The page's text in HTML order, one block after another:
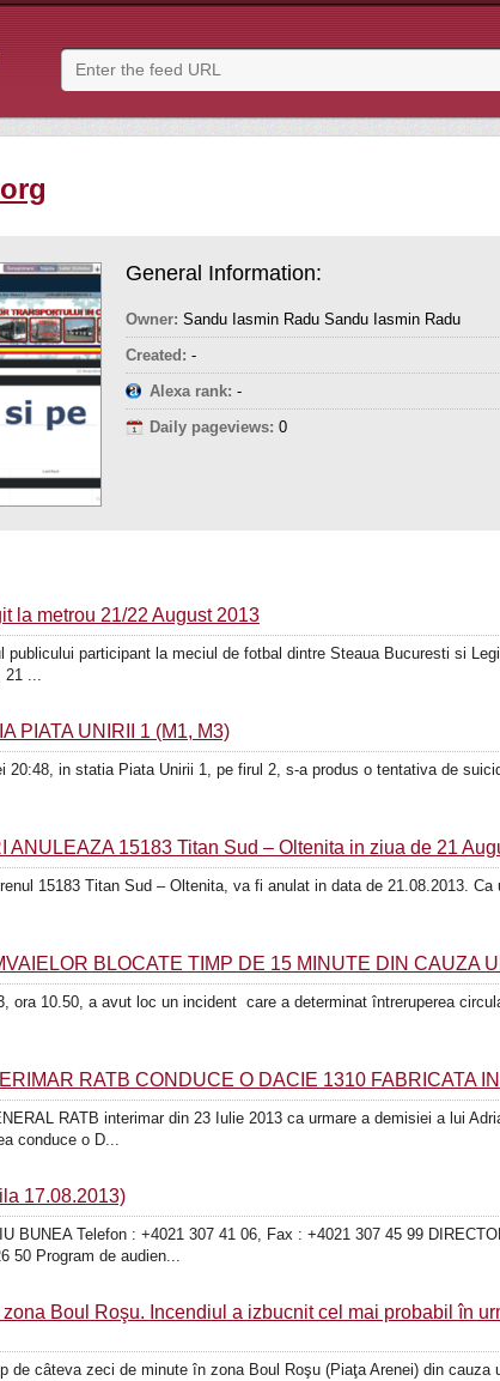
General Information:
Owner: Sandu Iasmin Radu Sandu Iasmin Radu
Created: -
Alexa rank: -
Daily pageviews: 0
la metrou 21/22 August 2013
participant la meciul de fotbal dintre Steaua Bucuresti si
21 ...
PIATA UNIRII 1 (M1, M3)
20:48, ­­­­­­­­­­­­­­­in statia Piata Unirii 1, pe firul 2, s-a produs o tentativa de
15183 Titan Sud – Oltenita in ziua de 21
15183 Titan Sud – Oltenita, va fi anulat in data de 21.08.2013.
BLOCATE TIMP DE 15 MINUTE DIN CAUZA
ora 10.50, a avut loc un incident care a determinat întreruperea
RATB CONDUCE O DACIE 1310 FABRICATA IN
RATB interimar din 23 Iulie 2013 ca urmare a demisiei a lui
conduce o D...
17.08.2013)
BUNEA Telefon : +4021 307 41 06, Fax : +4021 307 45 99
50 Program de audien...
Boul Roşu. Incendiul a izbucnit cel mai probabil în
de câteva zeci de minute în zona Boul Roşu (Piaţa Arenei) din